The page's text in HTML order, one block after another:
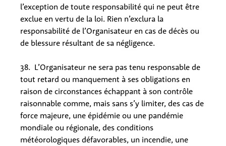
l’exception de toute responsabilité qui ne peut être
exclue en vertu de la loi. Rien n’exclura la
responsabilité de l’Organisateur en cas de décès ou
de blessure résultant de sa négligence.
38. L’Organisateur ne sera pas tenu responsable de
tout retard ou manquement à ses obligations en
raison de circonstances échappant à son contrôle
raisonnable comme, mais sans s’y limiter, des cas de
force majeure, une épidémie ou une pandémie
mondiale ou régionale, des conditions
météorologiques défavorables, un incendie, une